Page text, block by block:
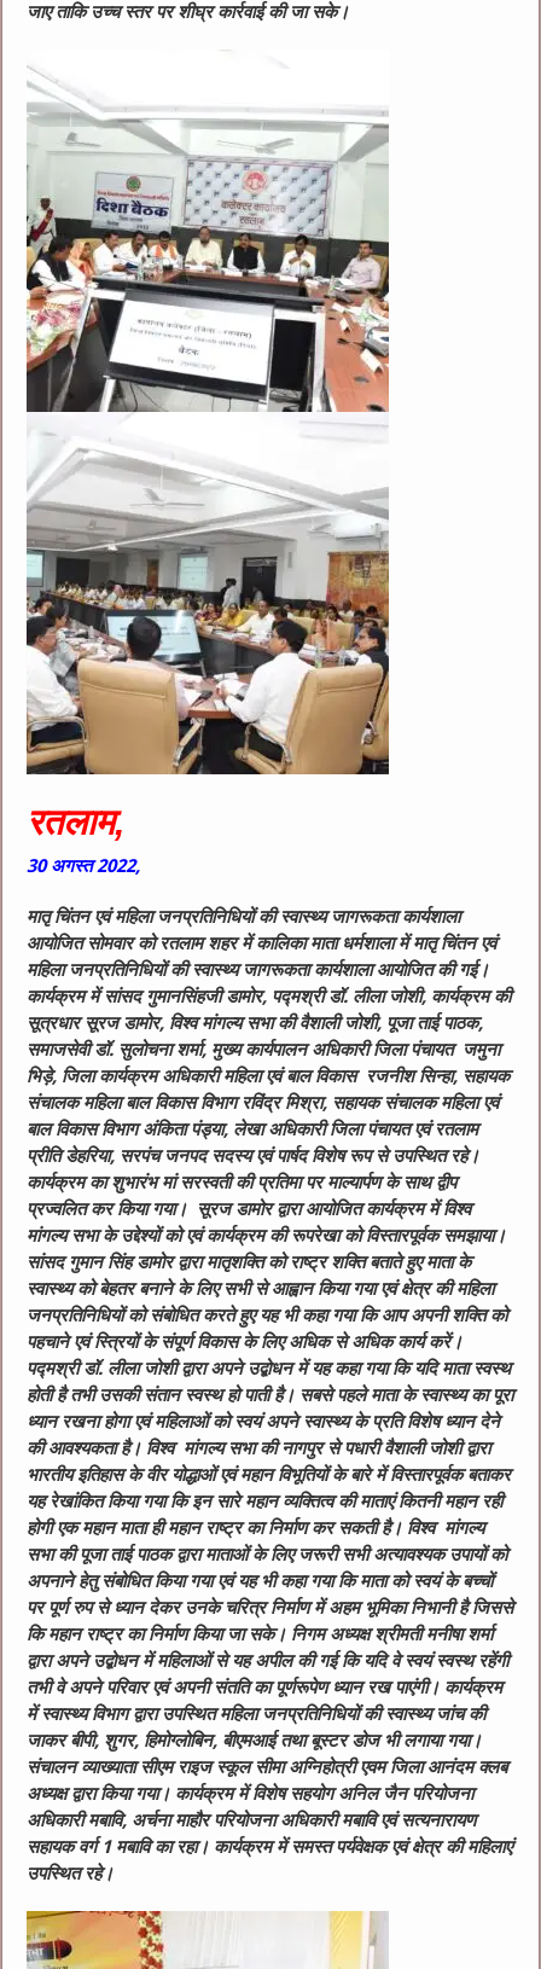
जाए ताकि उच्च स्तर पर शीघ्र कार्रवाई की जा सके।
रतलाम,
30अगस्त 2022,
मातृ चिंतन एवं महिला जनप्रतिनिधियों की स्वास्थ्य जागरूकता कार्यशाला
आयोजित सोमवार को रतलाम शहर में कालिका माता धर्मशाला में मातृ चिंतन एवं
महिला जनप्रतिनिधियों की स्वास्थ्य जागरूकता कार्यशाला आयोजित की गई।
कार्यक्रम में सांसद गुमानसिंहजी डामोर, पद्मश्री डॉ. लीला जोशी, कार्यक्रम की
सूत्रधार सूरज डामोर, विश्व मांगल्य सभा की वैशाली जोशी, पूजा ताई पाठक,
समाजसेवी डॉ. सुलोचना शर्मा, मुख्य कार्यपालन अधिकारी जिला पंचायत जमुना
भिड़े, जिला कार्यक्रम अधिकारी महिला एवं बाल विकास रजनीश सिन्हा, सहायक
संचालक महिला बाल विकास विभाग रविंद्र मिश्रा, सहायक संचालक महिला एवं
बाल विकास विभाग अंकिता पंड्या, लेखा अधिकारी जिला पंचायत एवं रतलाम
प्रीति डेहरिया, सरपंच जनपद सदस्य एवं पार्षद विशेष रूप से उपस्थित रहे।
कार्यक्रम का शुभारंभ मां सरस्वती की प्रतिमा पर माल्यार्पण के साथ द्वीप
प्रज्वलित कर किया गया। सूरज डामोर द्वारा आयोजित कार्यक्रम में विश्व
मांगल्य सभा के उद्देश्यों को एवं कार्यक्रम की रूपरेखा को विस्तारपूर्वक समझाया।
सांसद गुमान सिंह डामोर द्वारा मातृशक्ति को राष्ट्र शक्ति बताते हुए माता के
स्वास्थ्य को बेहतर बनाने के लिए सभी से आह्वान किया गया एवं क्षेत्र की महिला
जनप्रतिनिधियों को संबोधित करते हुए यह भी कहा गया कि आप अपनी शक्ति को
पहचाने एवं स्त्रियों के संपूर्ण विकास के लिए अधिक से अधिक कार्य करें।
पद्मश्री डॉ. लीला जोशी द्वारा अपने उद्बोधन में यह कहा गया कि यदि माता स्वस्थ
होती है तभी उसकी संतान स्वस्थ हो पाती है। सबसे पहले माता के स्वास्थ्य का पूरा
ध्यान रखना होगा एवं महिलाओं को स्वयं अपने स्वास्थ्य के प्रति विशेष ध्यान देने
की आवश्यकता है। विश्व मांगल्य सभा की नागपुर से पधारी वैशाली जोशी द्वारा
भारतीय इतिहास के वीर योद्धाओं एवं महान विभूतियों के बारे में विस्तारपूर्वक बताकर
यह रेखांकित किया गया कि इन सारे महान व्यक्तित्व की माताएं कितनी महान रही
होगी एक महान माता ही महान राष्ट्र का निर्माण कर सकती है। विश्व मांगल्य
सभा की पूजा ताई पाठक द्वारा माताओं के लिए जरूरी सभी अत्यावश्यक उपायों को
अपनाने हेतु संबोधित किया गया एवं यह भी कहा गया कि माता को स्वयं के बच्चों
पर पूर्ण रुप से ध्यान देकर उनके चरित्र निर्माण में अहम भूमिका निभानी है जिससे
कि महान राष्ट्र का निर्माण किया जा सके। निगम अध्यक्ष श्रीमती मनीषा शर्मा
द्वारा अपने उद्बोधन में महिलाओं से यह अपील की गई कि यदि वे स्वयं स्वस्थ रहेंगी
तभी वे अपने परिवार एवं अपनी संतति का पूर्णरूपेण ध्यान रख पाएंगी। कार्यक्रम
में स्वास्थ्य विभाग द्वारा उपस्थित महिला जनप्रतिनिधियों की स्वास्थ्य जांच की
जाकर बीपी, शुगर, हिमोग्लोबिन, बीएमआई तथा बूस्टर डोज भी लगाया गया।
संचालन व्याख्याता सीएम राइज स्कूल सीमा अग्निहोत्री एवम जिला आनंदम क्लब
अध्यक्ष द्वारा किया गया। कार्यक्रम में विशेष सहयोग अनिल जैन परियोजना
अधिकारी मबावि, अर्चना माहौर परियोजना अधिकारी मबावि एवं सत्यनारायण
सहायक वर्ग 1 मबावि का रहा। कार्यक्रम में समस्त पर्यवेक्षक एवं क्षेत्र की महिलाएं
उपस्थित रहे।